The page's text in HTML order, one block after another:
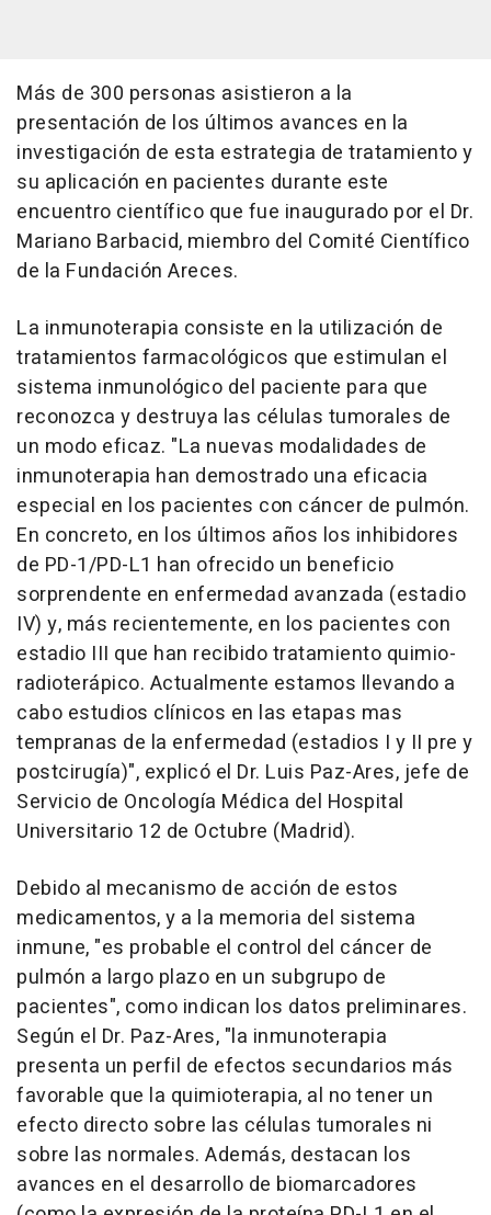
Más de 300 personas asistieron a la
presentación de los últimos avances en la
investigación de esta estrategia de tratamiento y
su aplicación en pacientes durante este
encuentro científico que fue inaugurado por el Dr.
Mariano Barbacid, miembro del Comité Científico
de la Fundación Areces.
La inmunoterapia consiste en la utilización de
tratamientos farmacológicos que estimulan el
sistema inmunológico del paciente para que
reconozca y destruya las células tumorales de
un modo eficaz. "La nuevas modalidades de
inmunoterapia han demostrado una eficacia
especial en los pacientes con cáncer de pulmón.
En concreto, en los últimos años los inhibidores
de PD-1/PD-L1 han ofrecido un beneficio
sorprendente en enfermedad avanzada (estadio
IV) y, más recientemente, en los pacientes con
estadio III que han recibido tratamiento quimio-
radioterápico. Actualmente estamos llevando a
cabo estudios clínicos en las etapas mas
tempranas de la enfermedad (estadios I y II pre y
postcirugía)", explicó el Dr. Luis Paz-Ares, jefe de
Servicio de Oncología Médica del Hospital
Universitario 12 de Octubre (Madrid).
Debido al mecanismo de acción de estos
medicamentos, y a la memoria del sistema
inmune, "es probable el control del cáncer de
pulmón a largo plazo en un subgrupo de
pacientes", como indican los datos preliminares.
Según el Dr. Paz-Ares, "la inmunoterapia
presenta un perfil de efectos secundarios más
favorable que la quimioterapia, al no tener un
efecto directo sobre las células tumorales ni
sobre las normales. Además, destacan los
avances en el desarrollo de biomarcadores